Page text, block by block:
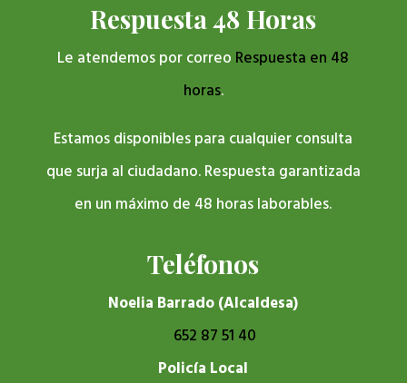
Respuesta 48 Horas
Le atendemos por correo Respuesta en 48
horas.
Estamos disponibles para cualquier consulta
que surja al ciudadano. Respuesta garantizada
en un máximo de 48 horas laborables.
Teléfonos
Noelia Barrado (Alcaldesa)
652 87 51 40
Policía Local